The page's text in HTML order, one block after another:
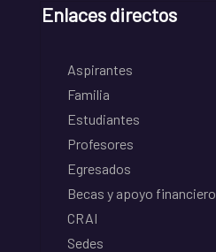
Enlaces directos
Aspirantes
Familia
Estudiantes
Profesores
Egresados
Becas y apoyo financiero
CRAI
Sedes